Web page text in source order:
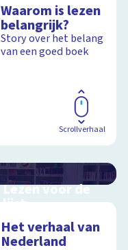
Waarom is lezen
belangrijk?
Story over het belang
van een goed boek
Scrollverhaal
Lezen voor de
lijst
uitzoeken van een
boek voor de leeslijst
Het verhaal van
Nederland